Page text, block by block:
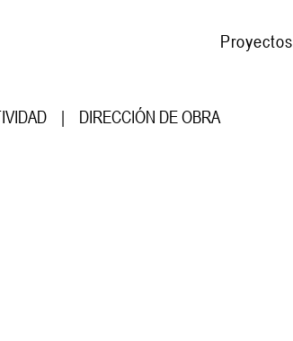
Proyectos
| DIRECCIÓN DE OBRA